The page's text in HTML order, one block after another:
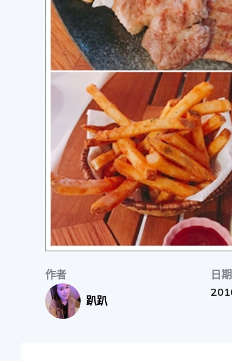
美
食、
旅
遊、
好
物
作者
趴趴
日期